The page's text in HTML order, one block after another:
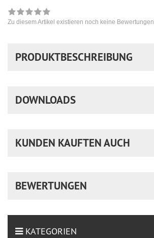
Zu diesem Artikel existieren noch keine Bewertungen
PRODUKTBESCHREIBUNG
DOWNLOADS
KUNDEN KAUFTEN AUCH
BEWERTUNGEN
KATEGORIEN